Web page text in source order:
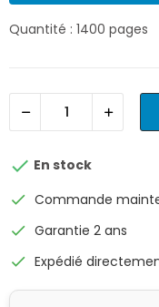
Quantité : 1400 pages
 En stock
check Commande
check Garantie 2 ans
check Expédié